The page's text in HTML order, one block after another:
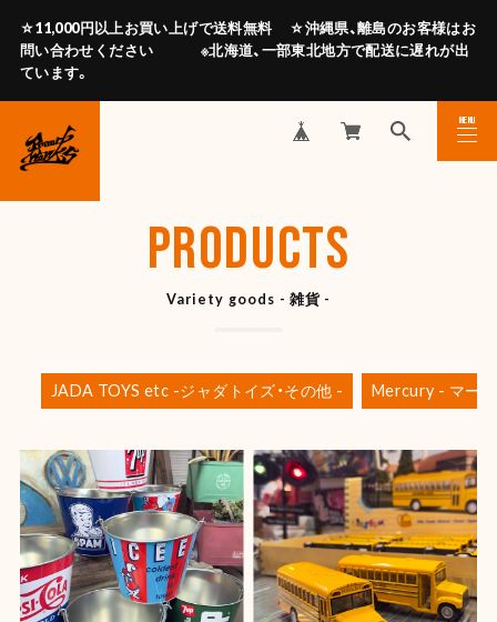
☆11,000円以上お買い上げで送料無料 ☆沖縄県、離島のお客様はお
問い合わせください ※北海道、一部東北地方で配送に遅れが出
ています。
MENU
CLOSE
PRODUCTS
Variety goods - 雑貨 -
JADA TOYS etc -ジャダトイズ・その他 - Mercury - マー